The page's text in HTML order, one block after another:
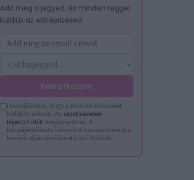
Add meg a jegyed, és minden reggel
küldjük az előrejelzésed.
Feliratkozom
Hozzájárulok, hogy a Bien.hu hírlevelet
küldjön nekem. Az adatkezelési
tájékoztatót megismertem. A
hozzájárulásom bármikor visszavonható a
levelek alján lévő leiratkozó linkkel.